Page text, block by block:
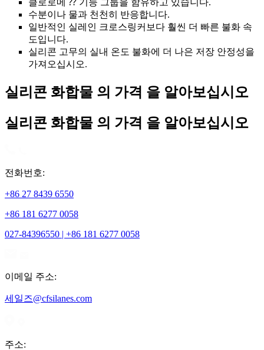
수분이나 물과 천천히 반응합니다.
일반적인 실레인 크로스링커보다 훨씬 더 빠른 불화 속
도입니다.
실리콘 고무의 실내 온도 불화에 더 나은 저장 안정성을
가져오십시오.
실리콘 화합물 의 가격 을 알아보십시오
실리콘 화합물 의 가격 을 알아보십시오
전화번호:
+86 27 8439 6550
+86 181 6277 0058
027-84396550 | +86 181 6277 0058
이메일 주소:
세일즈@cfsilanes.com
주소: